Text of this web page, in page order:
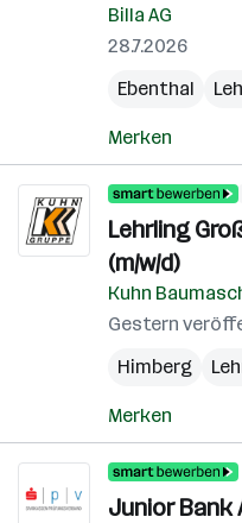
Billa AG
28.7.2026
Ebenthal
Merken
Lehrling
(m/w/d)
Kuhn
Gestern
Himberg
Merken
Junior Bank